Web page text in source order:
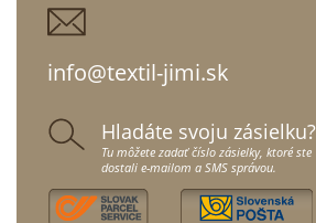
info@textil-jimi.sk
Hladáte svoju zásielku?
Tu môžete zadať číslo zásielky, ktoré ste
dostali e-mailom a SMS správou.